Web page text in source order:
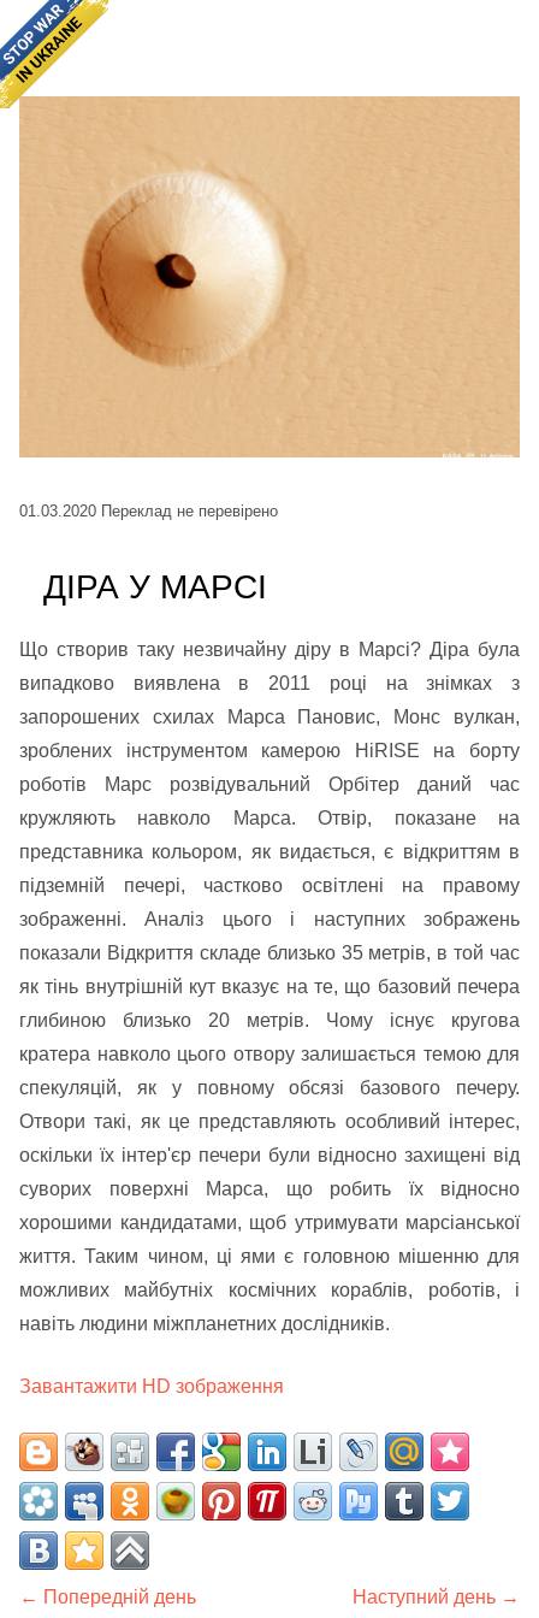
01.03.2020 Переклад не перевірено
ДІРА У МАРСІ
Що створив таку незвичайну діру в Марсі? Діра була
випадково виявлена в 2011 році на знімках з
запорошених схилах Марса Пановис, Монс вулкан,
зроблених інструментом камерою HiRISE на борту
роботів Марс розвідувальний Орбітер даний час
кружляють навколо Марса. Отвір, показане на
представника кольором, як видається, є відкриттям в
підземній печері, частково освітлені на правому
зображенні. Аналіз цього і наступних зображень
показали Відкриття складе близько 35 метрів, в той час
як тінь внутрішній кут вказує на те, що базовий печера
глибиною близько 20 метрів. Чому існує кругова
кратера навколо цього отвору залишається темою для
спекуляцій, як у повному обсязі базового печеру.
Отвори такі, як це представляють особливий інтерес,
оскільки їх інтер'єр печери були відносно захищені від
суворих поверхні Марса, що робить їх відносно
хорошими кандидатами, щоб утримувати марсіанської
життя. Таким чином, ці ями є головною мішенню для
можливих майбутніх космічних кораблів, роботів, і
навіть людини міжпланетних дослідників.
Завантажити HD зображення
← Попередній день Наступний день →